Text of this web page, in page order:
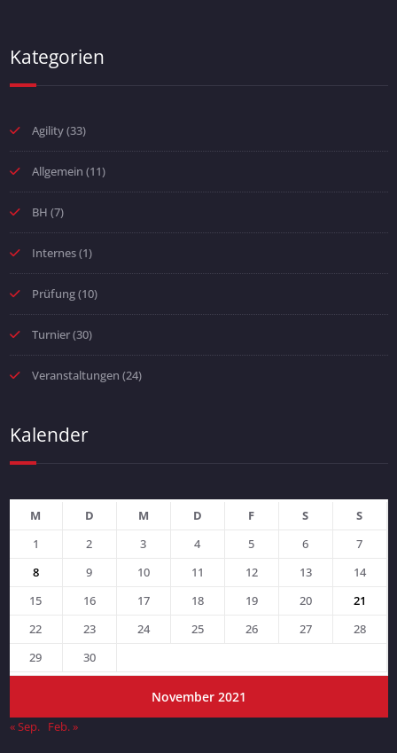
Kategorien
Agility(33)
Allgemein (11)
BH (7)
Internes(1)
Prüfung(10)
Turnier(30)
Veranstaltungen (24)
Kalender
November 2021
M D M D F S
S
1
2 3 4 5 6
7
8
9 10 11 12 13
14
15
16 17 18 19 20
21
22
23 24 25 26 27
28
29
30
« Sep. Feb. »